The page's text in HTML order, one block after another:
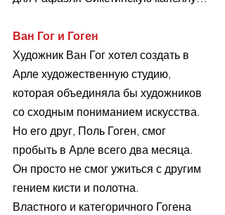
Ван Гог и Гоген
Художник Ван Гог хотел создать в
Арле художественную студию,
которая объединяла бы художников
со сходным пониманием искусства.
Но его друг, Поль Гоген, смог
пробыть в Арле всего два месяца.
Он просто не смог ужиться с другим
гением кисти и полотна.
Властного и категоричного Гогена